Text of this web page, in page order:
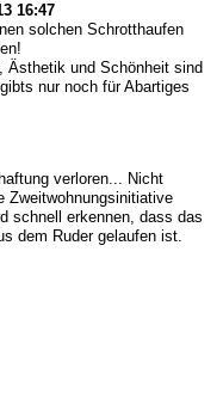
16:47
solchen Schrotthaufen
Ästhetik und Schönheit sind
nur noch für Abartiges
verloren... Nicht
Zweitwohnungsinitiative
schnell erkennen, dass das
dem Ruder gelaufen ist.